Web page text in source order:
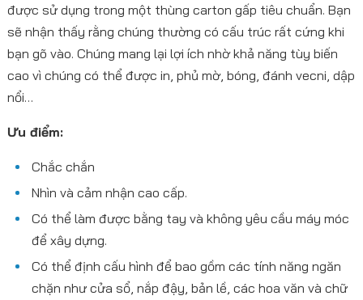
được sử dụng trong một thùng carton gấp tiêu chuẩn. Bạn
sẽ nhận thấy rằng chúng thường có cấu trúc rất cứng khi
bạn gõ vào. Chúng mang lại lợi ích nhờ khả năng tùy biến
cao vì chúng có thể được in, phủ mờ, bóng, đánh vecni, dập
nổi…
Ưu điểm:
Chắc chắn
Nhìn và cảm nhận cao cấp.
Có thể làm được bằng tay và không yêu cầu máy móc
để xây dựng.
Có thể định cấu hình để bao gồm các tính năng ngăn
chặn như cửa sổ, nắp đậy, bản lề, các hoa văn và chữ